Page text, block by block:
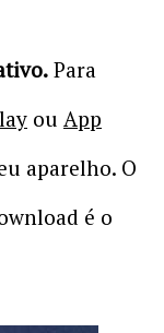
Para
ou App
aparelho. O
é o